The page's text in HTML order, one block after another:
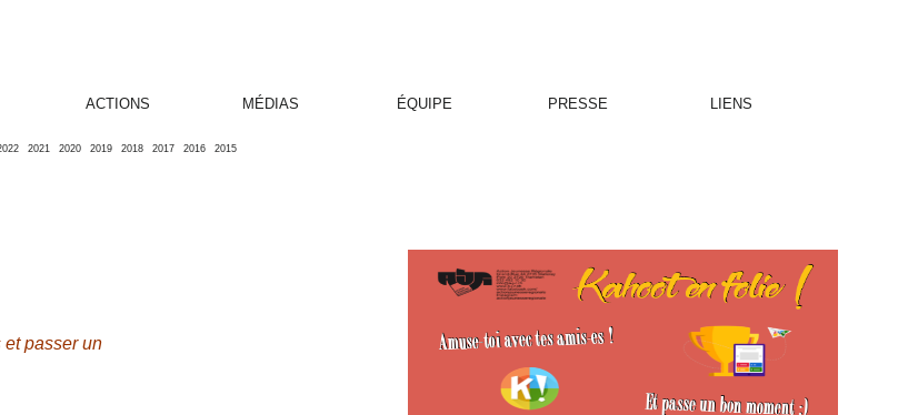
2021 2020 2019 2018 2017 2016
2015
ACTIONS MÉDIAS ÉQUIPE PRESSE LIENS
et passer un